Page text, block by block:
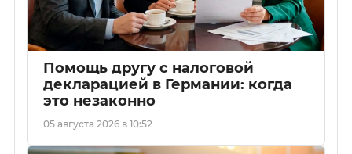
Помощь другу с налоговой
декларацией в Германии: когда
это незаконно
05 августа 2026 в 10:52